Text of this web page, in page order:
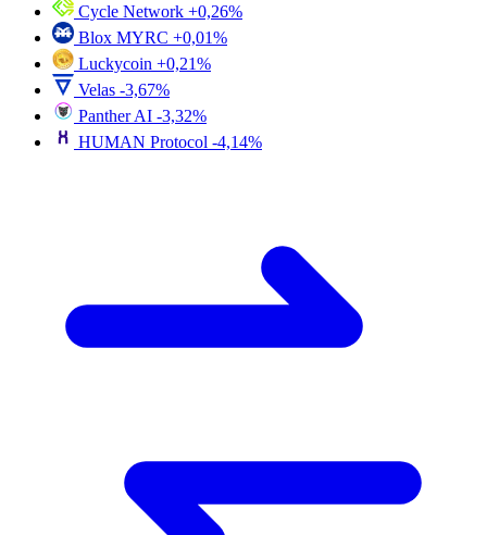
Cycle Network +0,26%
Blox MYRC +0,01%
Luckycoin +0,21%
Velas -3,67%
Panther AI -3,32%
HUMAN Protocol -4,14%